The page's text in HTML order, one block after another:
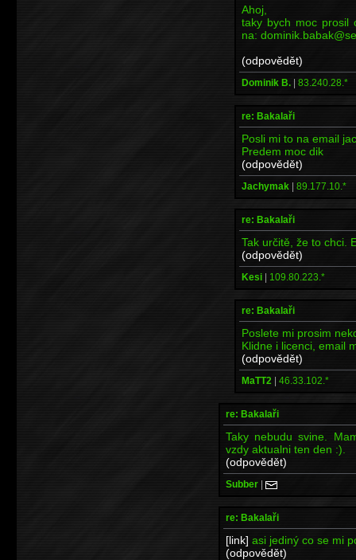
Ahoj,
taky bych moc prosil
na:
(odpovědět)
Dominik B. | 83.240.28.*
re: Bakalaři
Posli mi to na email
Predem moc dik
(odpovědět)
Jachymak | 89.177.10.*
re: Bakalaři
Tak určitě, že to chci.
(odpovědět)
Kesi | 109.80.223.*
re: Bakalaři
Poslete mi prosim
Klidne i licenci, email
(odpovědět)
MaTT2 | 46.33.102.*
re: Bakalaři
Taky nebudu svine.
vzdy aktualni ten den :).
(odpovědět)
Subber |
re: Bakalaři
[link] asi jediný co se mi
(odpovědět)